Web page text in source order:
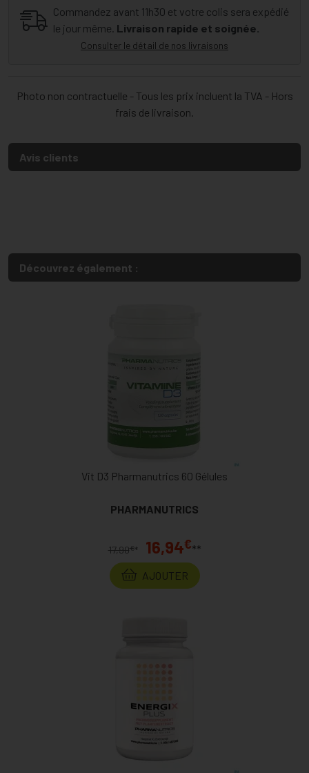
Commandez avant 11h30 et votre colis sera expédié
le jour même. Livraison rapide et soignée.
Consulter le détail de nos livraisons
Photo non contractuelle - Tous les prix incluent la TVA - Hors
frais de livraison.
Avis clients
Découvrez également :
Vit D3 Pharmanutrics 60 Gélules
PHARMANUTRICS
17,90€ * 16,94€**
AJOUTER